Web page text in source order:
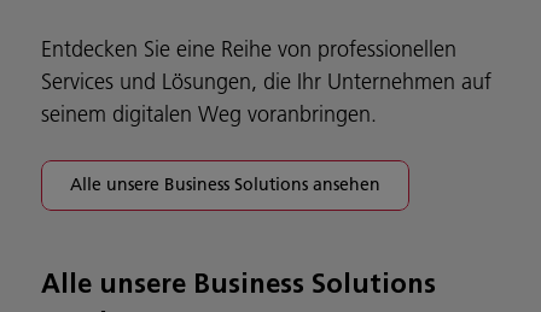
Entdecken Sie eine Reihe von professionellen
Services und Lösungen, die Ihr Unternehmen auf
seinem digitalen Weg voranbringen.
Alle unsere Business Solutions ansehen
Alle unsere Business Solutions